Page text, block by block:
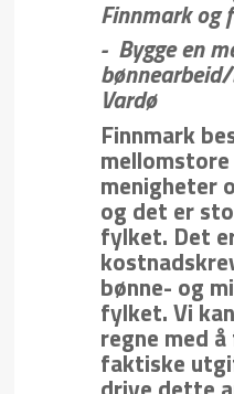
Finnmark og
- Bygge en
Vardø
Finnmark
menigheter
og det er
fylket. Det
bønne- og
fylket. Vi
regne med
faktiske